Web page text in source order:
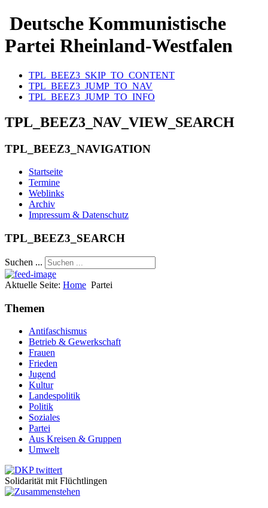
Deutsche Kommunistische
Partei Rheinland-Westfalen
TPL_BEEZ3_SKIP_TO_CONTENT
TPL_BEEZ3_JUMP_TO_NAV
TPL_BEEZ3_JUMP_TO_INFO
TPL_BEEZ3_NAV_VIEW_SEARCH
TPL_BEEZ3_NAVIGATION
Startseite
Termine
Weblinks
Archiv
Impressum & Datenschutz
TPL_BEEZ3_SEARCH
Suchen ...
Aktuelle Seite: Home Partei
Themen
Antifaschismus
Betrieb & Gewerkschaft
Frauen
Frieden
Jugend
Kultur
Landespolitik
Politik
Soziales
Partei
Aus Kreisen & Gruppen
Umwelt
Solidarität mit Flüchtlingen